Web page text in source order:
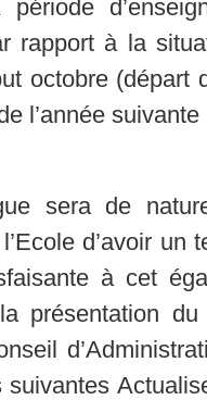
rapport à la
octobre (départ
l’année
sera de
d’avoir un
à cet
présentation